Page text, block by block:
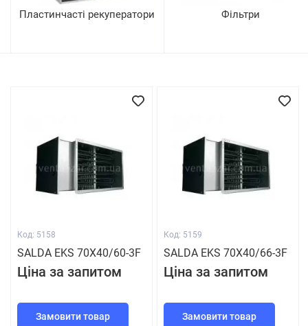
Пластинчасті рекуператори Фільтри
Код: 5158
SALDA EKS 70Х40/60-3F
Ціна за запитом
Замовити товар
Код: 5159
SALDA EKS 70Х40/66-3F
Ціна за запитом
Замовити товар